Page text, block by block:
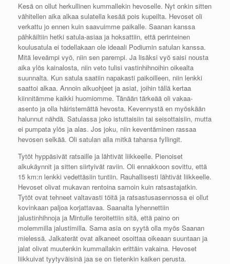
Kesä on ollut herkullinen kummallekin hevoselle. Nyt onkin sitten
vähitellen aika alkaa sulatella kesää pois kupeilta. Hevoset oli
verkattu jo ennen kuin saavuimme paikalle. Saanan kanssa
pähkäiltiin hetki satula-asiaa ja hoksattiin, että perinteinen
koulusatula ei todellakaan ole ideaali Podiumin satulan kanssa.
Mitä leveämpi vyö, niin sen parempi. Ja lisäksi vyö saisi nousta
aika ylös kainalosta, niin veto tulisi vastinhihnoihin oikealta
suunnalta. Kun satula saatiin napakasti paikoilleen, niin lenkki
saattoi alkaa. Annoin alkuohjeet ja asiat, joihin tällä kertaa
kiinnitämme kaikki huomiomme. Tänään tärkeää oli vakaa-
asento ja olla häiristemättä hevosta. Kevennystä en myöskään
halunnut nähdä. Satulassa joko istuttaisiin tai seisottaisiin, mutta
ei pumpata ylös ja alas. Jos joku, niin keventäminen rassaa
hevosen selkää. Oli satulan alla mitkä tahansa fyllingit.
Tytöt hyppäsivät ratsaille ja lähtivät liikkeelle. Pienoiset
alkukäynnit ja sitten siirtyivät raviin. Oli ennakkoon sovittu, että
15 km:n lenkki vedettäsiin tuntiin. Rauhallisesti lähtivät liikkeelle.
Hevoset olivat mukavan rentoina samoin kuin ratsastajatkin.
Tytöt ovat tehneet valtavasti töitä ja ratsastusasennossa ei ollut
kovinkaan paljoa korjattavaa. Saanalta lyhennettiin
jalustinhihnoja ja Mintulle teroitettiin sitä, että paino on
molemmilla jalustimilla. Sama asia on syytä olla myös Saanan
mielessä. Jalkaterät ovat alkaneet osoittaa oikeaan suuntaan ja
jalat olivat muutenkin kummallakin erittäin vakaina. Hevoset
liikkuivat tyytyväisinä jaa se on tietenkin kaiken perusta.